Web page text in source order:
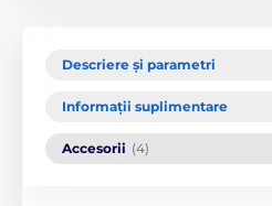
Descriere și parametri
Informații suplimentare
Accesorii (4)